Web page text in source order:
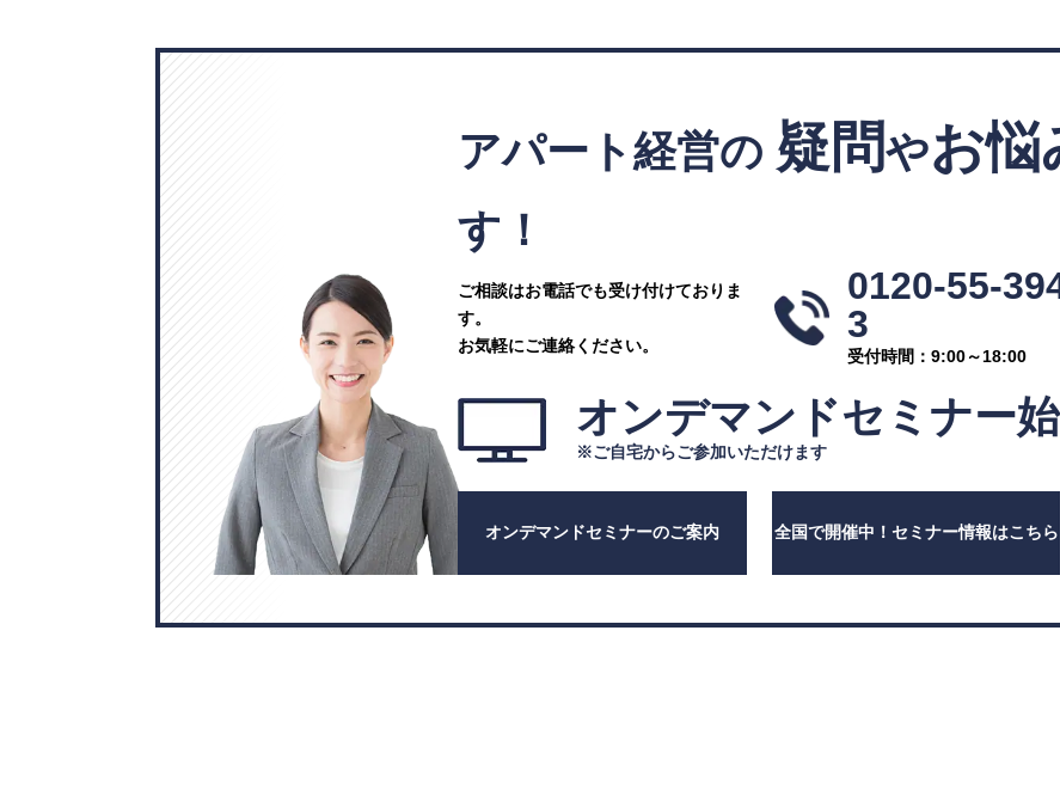
アパート経営の 疑問やお悩
す！
ご相談はお電話でも受け付けておりま
す。
お気軽にご連絡ください。
0120-55-
3
受付時間：9:00～18:00
オンデマンドセミナー
※ご自宅からご参加いただけます
オンデマンドセミナーのご案内 全国で開催中！セミナー情報はこちら